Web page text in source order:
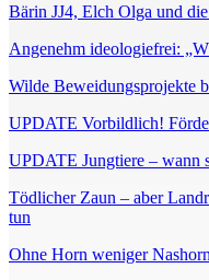
Bärin JJ4, Elch Olga und
Angenehm ideologiefrei:
Wilde Beweidungsprojekte
UPDATE Vorbildlich!
UPDATE Jungtiere – wann
Tödlicher Zaun – aber
tun
Ohne Horn weniger